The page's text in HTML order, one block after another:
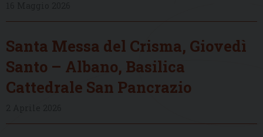
Santa Messa del Crisma, Giovedì
Santo – Albano, Basilica
Cattedrale San Pancrazio